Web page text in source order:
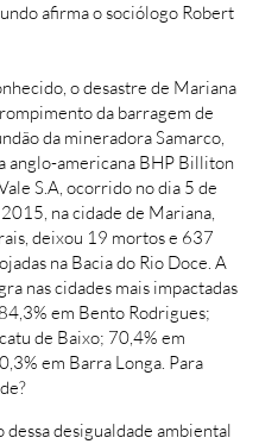
afirma o sociólogo Robert
o desastre de Mariana
da barragem de
da mineradora Samarco,
anglo-americana BHP Billiton
S.A, ocorrido no dia 5 de
na cidade de Mariana,
deixou 19 mortos e 637
na Bacia do Rio Doce. A
nas cidades mais impactadas
em Bento Rodrigues;
de Baixo; 70,4% em
em Barra Longa. Para
dessa desigualdade ambiental